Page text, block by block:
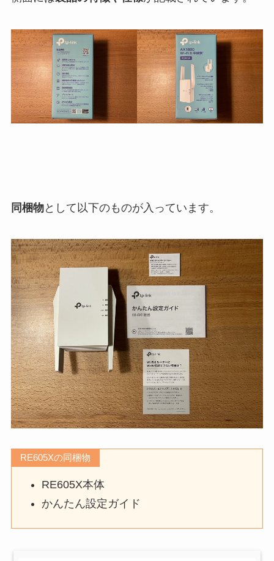
同梱物として以下のものが入っています。
RE605Xの同梱物
RE605X本体
かんたん設定ガイド